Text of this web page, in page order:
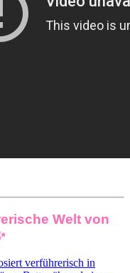
Welt von